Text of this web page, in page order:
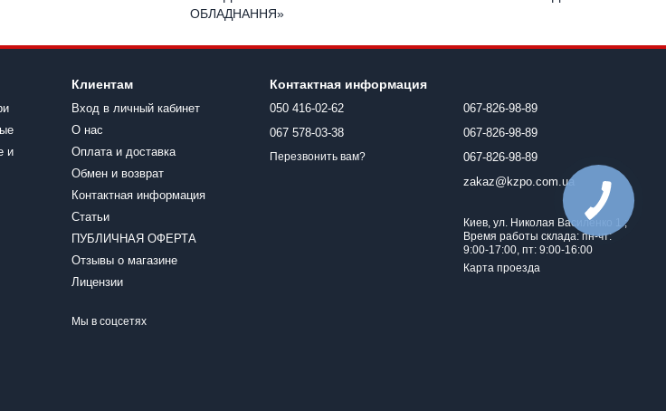
ОБЛАДНАННЯ»
и
Клиентам
Вход в личный кабинет
О нас
Оплата и доставка
Обмен и возврат
Контактная информация
Статьи
ПУБЛИЧНАЯ ОФЕРТА
Отзывы о магазине
Лицензии
Мы в соцсетях
Контактная информация
050 416-02-62
067 578-03-38
Перезвонить вам?
067-826-98-89
067-826-98-89
067-826-98-89
zakaz@kzpo.com.ua
Киев, ул. Николая Василенко 1 ;
Время работы склада: пн-чт:
9:00-17:00, пт: 9:00-16:00
Карта проезда